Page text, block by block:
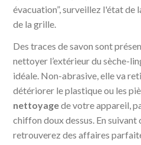
évacuation”, surveillez l'état de
de la grille.
Des traces de savon sont
nettoyer l’extérieur du sèche-
idéale. Non-abrasive, elle va
détériorer le plastique ou les
nettoyagede votre appareil,
chiffon doux dessus. En suivant
retrouverez des affaires